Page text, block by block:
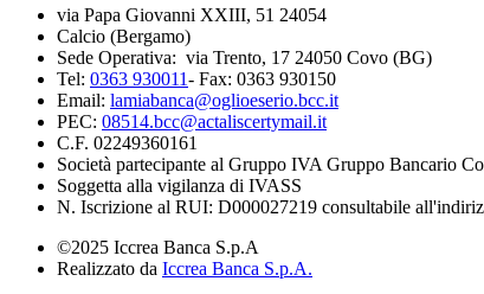
via Papa Giovanni XXIII, 51 24054
Calcio (Bergamo)
Sede Operativa: via Trento, 17 24050 Covo (BG)
Tel: 0363 930011- Fax: 0363 930150
Email: lamiabanca@oglioeserio.bcc.it
PEC: 08514.bcc@actaliscertymail.it
C.F. 02249360161
Società partecipante al Gruppo IVA Gruppo Bancario
Soggetta alla vigilanza di IVASS
N. Iscrizione al RUI: D000027219 consultabile
©2025 Iccrea Banca S.p.A
Realizzato da Iccrea Banca S.p.A.